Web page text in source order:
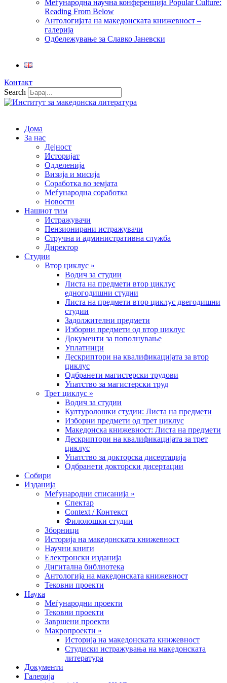
Меѓународна научна конференција Popular Culture:
Reading From Below
Антологијата на македонската книжевност –
галерија
Одбележување за Славко Јаневски
Контакт
Search
Дома
За нас
Дејност
Историјат
Одделенија
Визија и мисија
Соработка во земјата
Меѓународна соработка
Новости
Нашиот тим
Истражувачи
Пензионирани истражувачи
Стручна и административна служба
Директор
Студии
Втор циклус »
Водич за студии
Листа на предмети втор циклус
едногодишни студии
Листа на предмети втор циклус двегодишни
студии
Задолжителни предмети
Изборни предмети од втор циклус
Документи за пополнување
Уплатници
Дескриптори на квалификацијата за втор
циклус
Одбранети магистерски трудови
Упатство за магистерски труд
Трет циклус »
Водич за студии
Културолошки студии: Листа на предмети
Изборни предмети од трет циклус
Македонска книжевност: Листа на предмети
Дескриптори на квалификацијата за трет
циклус
Упатство за докторска дисертација
Одбранети докторски дисертации
Собири
Изданија
Меѓународни списанија »
Спектар
Context / Контекст
Филолошки студии
Зборници
Историја на македонската книжевност
Научни книги
Електронски изданија
Дигитална библиотека
Антологија на македонската книжевност
Тековни проекти
Наука
Меѓународни проекти
Тековни проекти
Завршени проекти
Макропроекти »
Историја на македонската книжевност
Студиски истражувања на македонската
литература
Документи
Галерија